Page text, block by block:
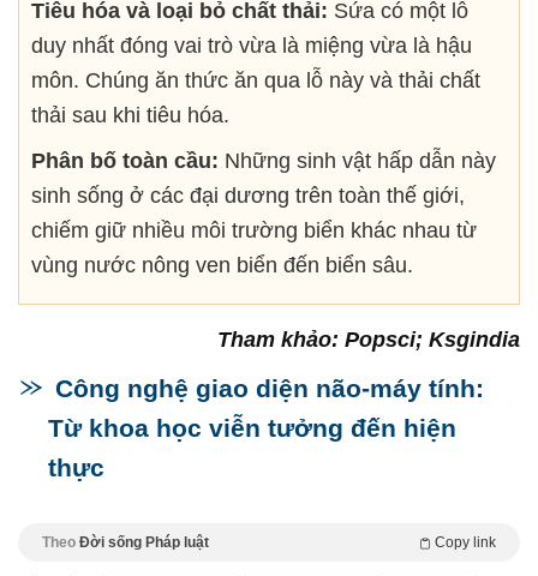
Tiêu hóa và loại bỏ chất thải: Sứa có một lỗ
duy nhất đóng vai trò vừa là miệng vừa là hậu
môn. Chúng ăn thức ăn qua lỗ này và thải chất
thải sau khi tiêu hóa.
Phân bố toàn cầu: Những sinh vật hấp dẫn này
sinh sống ở các đại dương trên toàn thế giới,
chiếm giữ nhiều môi trường biển khác nhau từ
vùng nước nông ven biển đến biển sâu.
Tham khảo: Popsci; Ksgindia
Công nghệ giao diện não-máy tính:
Từ khoa học viễn tưởng đến hiện
thực
Theo Đời sống Pháp luật Copy link